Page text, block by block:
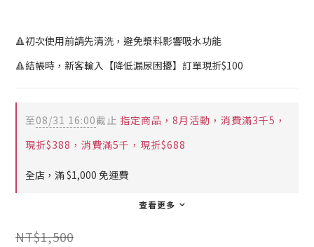
🔺初次使用前請先清洗，避免漿料影響吸水功能
🔺結帳時，新客輸入【降低漏尿困擾】訂單現折$100
至08/31 16:00截止 指定商品，8月活動，消費滿3千5，
現折$388，消費滿5千，現折$688
全店，滿 $1,000 免運費
查看更多
NT$1,500